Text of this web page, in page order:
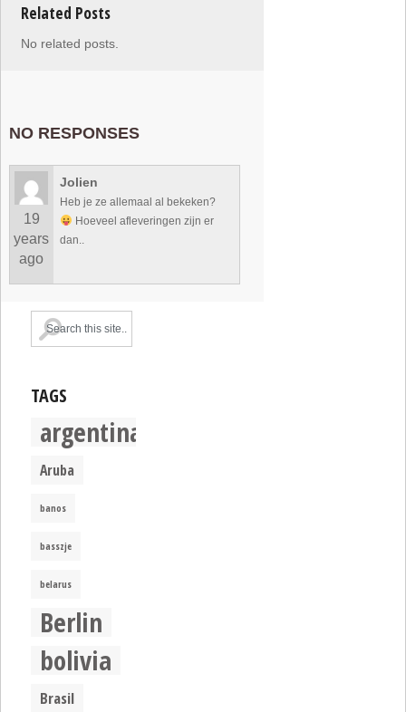
Related Posts
No related posts.
NO RESPONSES
19
years
ago
Jolien
Heb je ze allemaal al bekeken?
Hoeveel afleveringen zijn er
dan..
TAGS
argentina
Aruba
banos
basszje
belarus
Berlin
bolivia
Brasil